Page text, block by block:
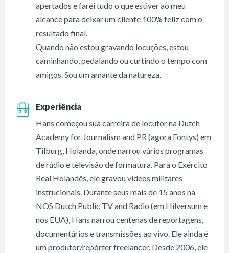
apertados e farei tudo o que estiver ao meu
alcance para deixar um cliente 100% feliz com o
resultado final.
Quando não estou gravando locuções, estou
caminhando, pedalando ou curtindo o tempo com
amigos. Sou um amante da natureza.
Experiência
Hans começou sua carreira de locutor na Dutch
Academy for Journalism and PR (agora Fontys) em
Tilburg, Holanda, onde narrou vários programas
de rádio e televisão de formatura. Para o Exército
Real Holandês, ele gravou vídeos militares
instrucionais. Durante seus mais de 15 anos na
NOS Dutch Public TV and Radio (em Hilversum e
nos EUA), Hans narrou centenas de reportagens,
documentários e transmissões ao vivo. Ele ainda é
um produtor/repórter freelancer. Desde 2006, ele